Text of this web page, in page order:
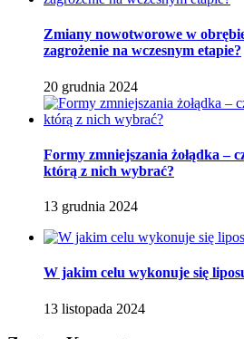
Zmiany nowotworowe w
zagrożenie na wczesnym etapie?
20 grudnia 2024
Formy zmniejszania żołądka –
którą z nich wybrać?
13 grudnia 2024
W jakim celu wykonuje się
13 listopada 2024